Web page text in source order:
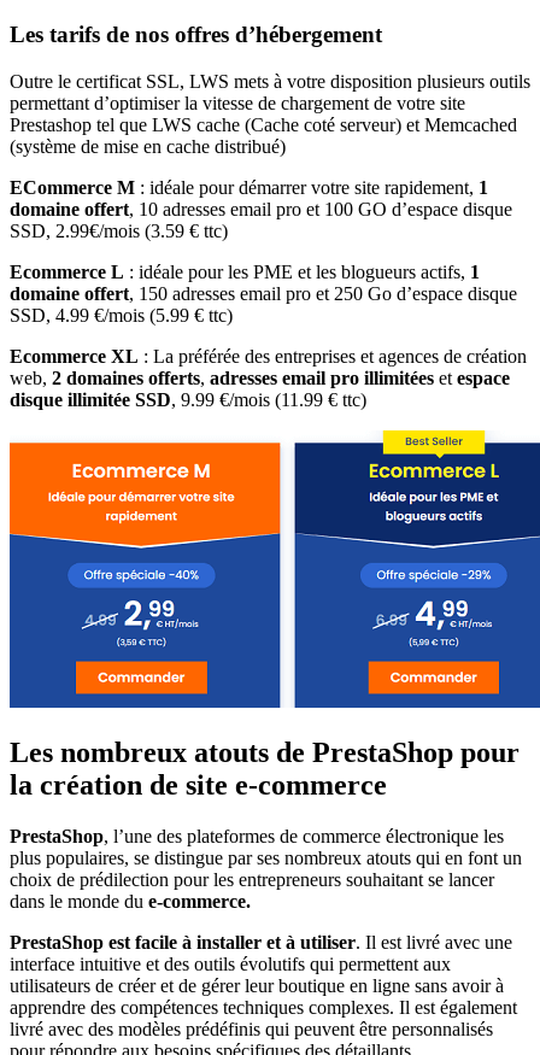
Les tarifs de nos offres d’hébergement
Outre le certificat SSL, LWS mets à votre disposition plusieurs outils
permettant d’optimiser la vitesse de chargement de votre site
Prestashop tel que LWS cache (Cache coté serveur) et Memcached
(système de mise en cache distribué)
ECommerce M : idéale pour démarrer votre site rapidement, 1
domaine offert, 10 adresses email pro et 100 GO d’espace disque
SSD, 2.99€/mois (3.59 € ttc)
Ecommerce L : idéale pour les PME et les blogueurs actifs, 1
domaine offert, 150 adresses email pro et 250 Go d’espace disque
SSD, 4.99 €/mois (5.99 € ttc)
Ecommerce XL : La préférée des entreprises et agences de création
web, 2 domaines offerts, adresses email pro illimitées et espace
disque illimitée SSD, 9.99 €/mois (11.99 € ttc)
Les nombreux atouts de PrestaShop pour
la création de site e-commerce
PrestaShop, l’une des plateformes de commerce électronique les
plus populaires, se distingue par ses nombreux atouts qui en font un
choix de prédilection pour les entrepreneurs souhaitant se lancer
dans le monde du e-commerce.
PrestaShop est facile à installer et à utiliser. Il est livré avec une
interface intuitive et des outils évolutifs qui permettent aux
utilisateurs de créer et de gérer leur boutique en ligne sans avoir à
apprendre des compétences techniques complexes. Il est également
livré avec des modèles prédéfinis qui peuvent être personnalisés
pour répondre aux besoins spécifiques des détaillants.